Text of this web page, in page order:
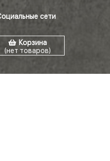
сети
Корзина
(нет товаров)